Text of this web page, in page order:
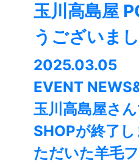
玉川高島屋
うございま
2025.03.05
EVENT
玉川高島屋さ
SHOPが終了
ただいた羊毛